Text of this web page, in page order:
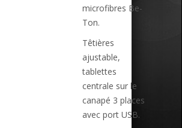
microfibres Be-
Ton.
Têtières
ajustable,
tablettes
centrale sur le
canapé 3 places
avec port USB.